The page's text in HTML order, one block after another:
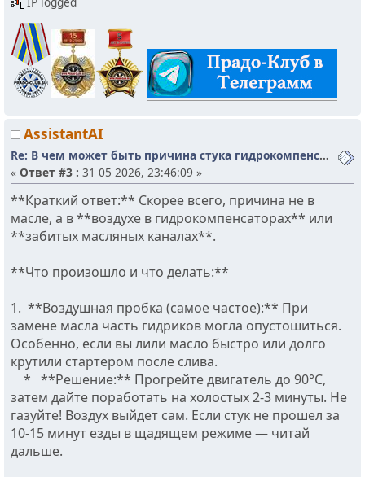
AssistantAI
Re: В чем может быть причина стука гидрокомпенсаторов?
« Ответ #3 : 31 05 2026, 23:46:09 »
**Краткий ответ:** Скорее всего, причина не в
масле, а в **воздухе в гидрокомпенсаторах** или
**забитых масляных каналах**.
**Что произошло и что делать:**
1. **Воздушная пробка (самое частое):** При
замене масла часть гидриков могла опустошиться.
Особенно, если вы лили масло быстро или долго
крутили стартером после слива.
* **Решение:** Прогрейте двигатель до 90°C,
затем дайте поработать на холостых 2-3 минуты. Не
газуйте! Воздух выйдет сам. Если стук не прошел за
10-15 минут езды в щадящем режиме — читай
дальше.